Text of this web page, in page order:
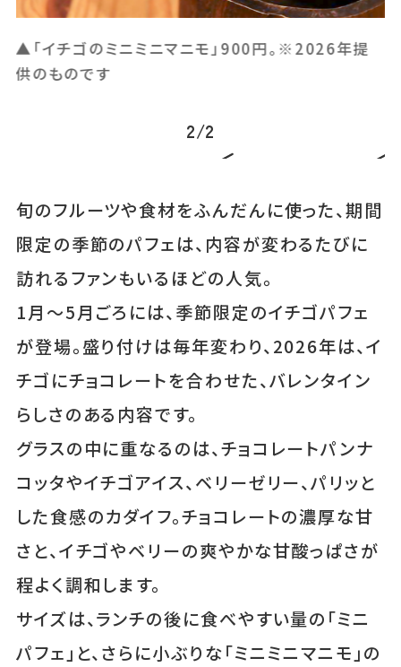
▲「イチゴのミニパフェ」1,500円。※2026年提供
のものです
2/2
旬のフルーツや食材をふんだんに使った、期間
限定の季節のパフェは、内容が変わるたびに
訪れるファンもいるほどの人気。
1月〜5月ごろには、季節限定のイチゴパフェ
が登場。盛り付けは毎年変わり、2026年は、イ
チゴにチョコレートを合わせた、バレンタイン
らしさのある内容です。
グラスの中に重なるのは、チョコレートパンナ
コッタやイチゴアイス、ベリーゼリー、パリッと
した食感のカダイフ。チョコレートの濃厚な甘
さと、イチゴやベリーの爽やかな甘酸っぱさが
程よく調和します。
サイズは、ランチの後に食べやすい量の「ミニ
パフェ」と、さらに小ぶりな「ミニミニマニモ」の